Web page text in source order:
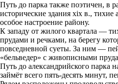
Путь до парка также поэтичен, в
исторические здания xix в.,
особое настроение району.
К западу от жилого квартала —
прудами и речками, на берегу
повседневной суеты. За ним —
«бельведер» с живописными
Путь до александрийского парка
займёт всего пять-десять минут,